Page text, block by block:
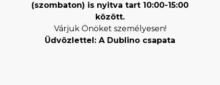
(szombaton) is nyitva tart 10:00-15:00
között.
Várjuk Önöket személyesen!
Üdvözlettel: A Dublino csapata